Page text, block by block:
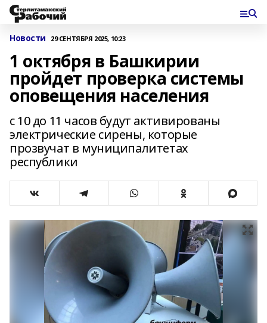
Новости 29 СЕНТЯБРЯ 2025, 10:23
1 октября в Башкирии
пройдет проверка системы
оповещения населения
с 10 до 11 часов будут активированы
электрические сирены, которые
прозвучат в муниципалитетах
республики